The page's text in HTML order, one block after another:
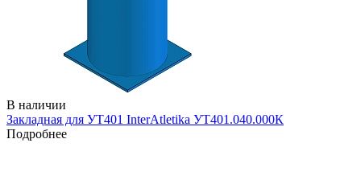
В наличии
Закладная для УТ401 InterAtletika УТ401.040.000К
Подробнее